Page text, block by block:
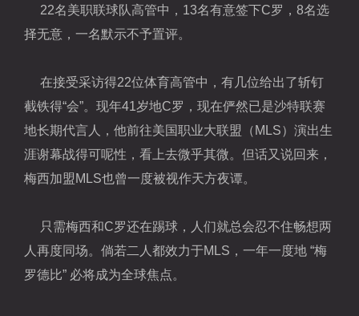
22名美职联球队高管中，13名有意签下C罗，8名选
择无意，一名默示不予置评。
在接受采访得22位体育高管中，有几位给出了斩钉
截铁得“会”。现年41岁地C罗，现在俨然已是沙特联赛
地长期代言人，他前往美国职业大联盟（ MLS）演出生
涯谢幕战得可呢性，看上去微乎其微。但话又说回来，
梅西加盟MLS也曾一度被视作天方夜谭。
只需梅西和C罗还在踢球，人们就总会忍不住畅想两
人再度同场。倘若二人都效力于MLS，一年一度地 “梅
罗德比” 必将成为全球焦点。